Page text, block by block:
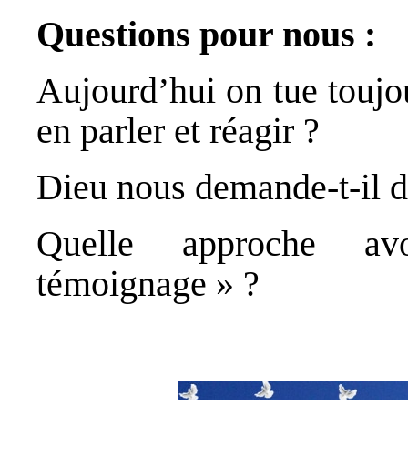
Questions pour nous :
Aujourd’hui on tue
en parler et réagir ?
Dieu nous demande-t-il
Quelle approche
témoignage » ?